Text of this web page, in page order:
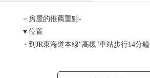
－房屋的推薦重點-
▼位置
・到JR東海道本線"高槻"車站步行14分鐘